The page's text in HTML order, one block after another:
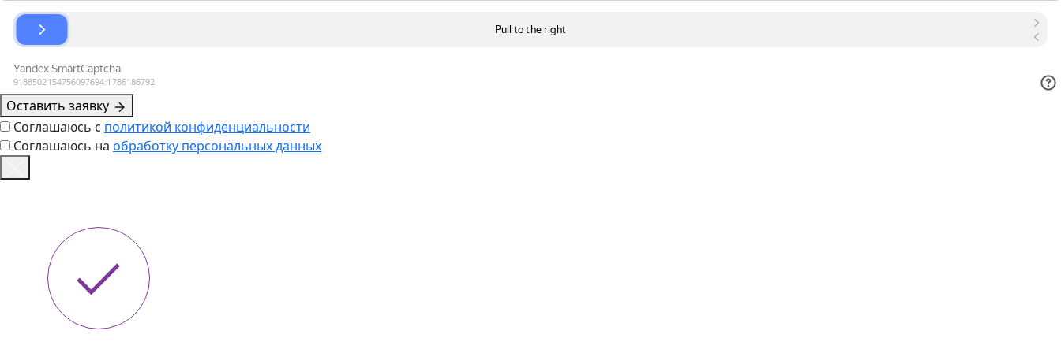
Оставить заявку
Соглашаюсь с политикой конфиденциальности
Соглашаюсь на обработку персональных данных